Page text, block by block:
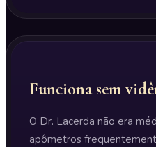
Funciona sem
O Dr. Lacerda não era
apômetros